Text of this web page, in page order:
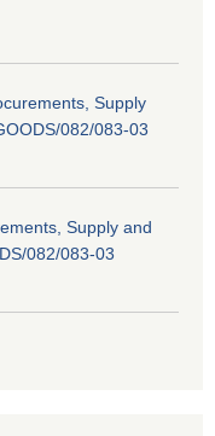
Supply
082/083-03
Supply and
082/083-03